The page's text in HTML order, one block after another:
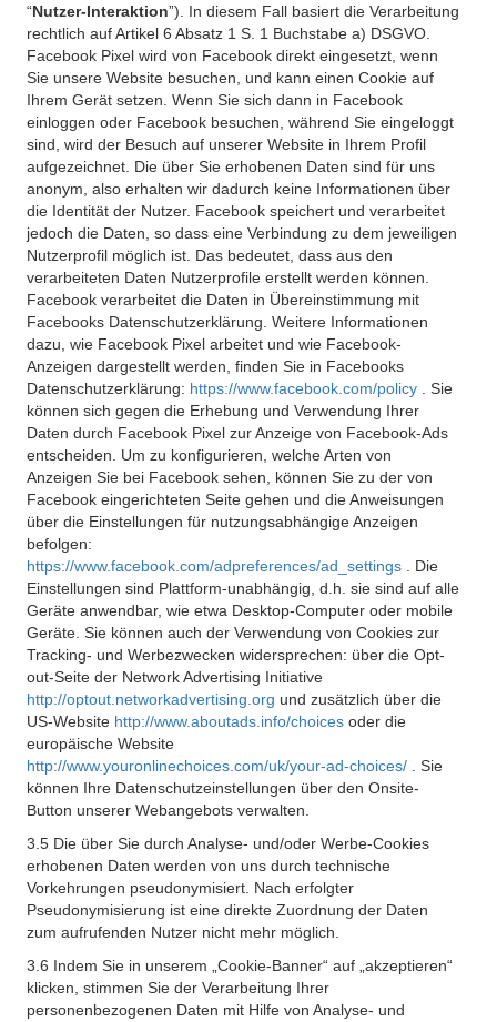
“Nutzer-Interaktion”). In diesem Fall basiert die Verarbeitung
rechtlich auf Artikel 6 Absatz 1 S. 1 Buchstabe a) DSGVO.
Facebook Pixel wird von Facebook direkt eingesetzt, wenn
Sie unsere Website besuchen, und kann einen Cookie auf
Ihrem Gerät setzen. Wenn Sie sich dann in Facebook
einloggen oder Facebook besuchen, während Sie eingeloggt
sind, wird der Besuch auf unserer Website in Ihrem Profil
aufgezeichnet. Die über Sie erhobenen Daten sind für uns
anonym, also erhalten wir dadurch keine Informationen über
die Identität der Nutzer. Facebook speichert und verarbeitet
jedoch die Daten, so dass eine Verbindung zu dem jeweiligen
Nutzerprofil möglich ist. Das bedeutet, dass aus den
verarbeiteten Daten Nutzerprofile erstellt werden können.
Facebook verarbeitet die Daten in Übereinstimmung mit
Facebooks Datenschutzerklärung. Weitere Informationen
dazu, wie Facebook Pixel arbeitet und wie Facebook-
Anzeigen dargestellt werden, finden Sie in Facebooks
Datenschutzerklärung: https://www.facebook.com/policy
. Sie
können sich gegen die Erhebung und Verwendung Ihrer
Daten durch Facebook Pixel zur Anzeige von Facebook-Ads
entscheiden. Um zu konfigurieren, welche Arten von
Anzeigen Sie bei Facebook sehen, können Sie zu der von
Facebook eingerichteten Seite gehen und die Anweisungen
über die Einstellungen für nutzungsabhängige Anzeigen
befolgen:
https://www.facebook.com/adpreferences/ad_settings
. Die
Einstellungen sind Plattform-unabhängig, d.h. sie sind auf alle
Geräte anwendbar, wie etwa Desktop-Computer oder mobile
Geräte. Sie können auch der Verwendung von Cookies zur
Tracking- und Werbezwecken widersprechen: über die Opt-
out-Seite der Network Advertising Initiative
http://optout.networkadvertising.org und zusätzlich über die
US-Website http://www.aboutads.info/choices oder die
europäische Website
http://www.youronlinechoices.com/uk/your-ad-choices/
. Sie
können Ihre Datenschutzeinstellungen über den Onsite-
Button unserer Webangebots verwalten.
3.5 Die über Sie durch Analyse- und/oder Werbe-Cookies
erhobenen Daten werden von uns durch technische
Vorkehrungen pseudonymisiert. Nach erfolgter
Pseudonymisierung ist eine direkte Zuordnung der Daten
zum aufrufenden Nutzer nicht mehr möglich.
3.6 Indem Sie in unserem „Cookie-Banner“ auf „akzeptieren“
klicken, stimmen Sie der Verarbeitung Ihrer
personenbezogenen Daten mit Hilfe von Analyse- und